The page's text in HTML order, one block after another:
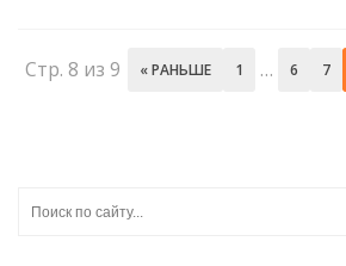
Стр. 8 из 9 « РАНЬШЕ 1 … 6 7